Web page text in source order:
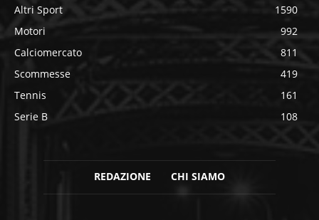
Altri Sport
1590
Motori
992
Calciomercato
811
Scommesse
419
Tennis
161
Serie B
108
REDAZIONE CHI SIAMO